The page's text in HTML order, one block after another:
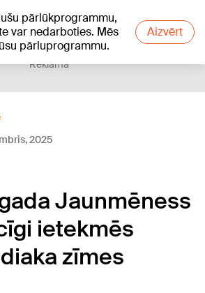
pārlūkprogrammu,
var nedarboties. Mēs
pārluprogrammu.
Aizvērt
Reklāma
2025
Jaunmēness
ietekmēs
zīmes